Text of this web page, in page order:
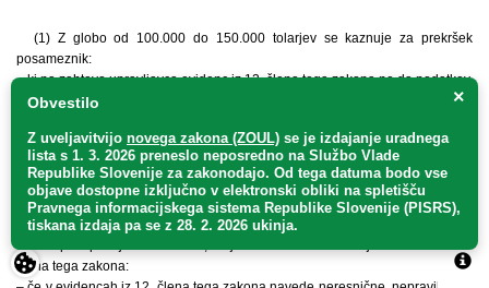
(1) Z globo od 100.000 do 150.000 tolarjev se kaznuje za prekršek
posameznik:
– ki na zahtevo upravljavca evidenc iz 12. člena tega zakona ne da podatkov,
s katerimi razpolaga, v skladu s 14., 15., 17. in 19. členom tega zakona.
nepravilne ali nepopolne podatke in s tem upravljavca evidence zavede, v
skladu s 4. členom tega zakona,
– ki uporabi podatke iz evidenc iz 12. člena tega zakona za druge namene,
kot so določeni v skladu s 1. in 5. členom tega zakona.
(2) Z globo od 50.000 do 100.000 tolarjev se kaznuje za prekršek odgovorna
člena tega zakona:
×
Obvestilo
Z uveljavitvijo novega zakona (ZOUL) se je izdajanje uradnega
lista s 1. 3. 2026 preneslo neposredno na Službo Vlade
Republike Slovenije za zakonodajo. Od tega datuma bodo vse
objave dostopne izključno v elektronski obliki na spletišču
Pravnega informacijskega sistema Republike Slovenije (PISRS),
tiskana izdaja pa se z 28. 2. 2026 ukinja.